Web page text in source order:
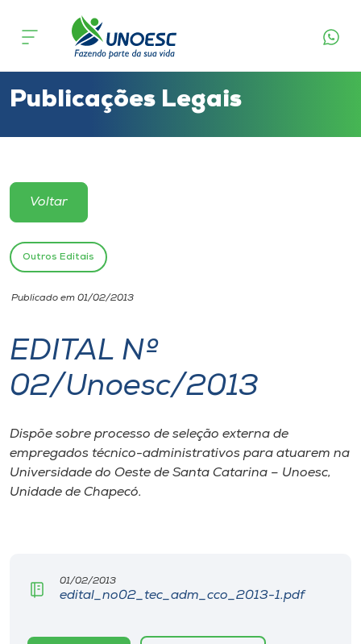
Cursos
Atendimento ao Estudante
Portal de Ensino
Unoesc
Internacionalização
I.nova
Diplomados
Cultura
Biblioteca
Editora
Publicações Legais
Voltar
Outros Editais
Publicado em 01/02/2013
EDITAL Nº
02/Unoesc/2013
Dispõe sobre processo de seleção externa de
empregados técnico-administrativos para atuarem na
Universidade do Oeste de Santa Catarina – Unoesc,
Unidade de Chapecó.
01/02/2013
edital_no02_tec_adm_cco_2013-1.pdf